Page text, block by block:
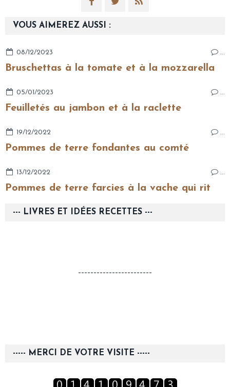
VOUS AIMEREZ AUSSI :
08/12/2023 …
Bruschettas à la tomate et à la mozzarella
05/01/2023 …
Feuilletés au jambon et à la raclette
19/12/2022 …
Pommes de terre fondantes au comté
13/12/2022
Pommes de terre farcies à la vache qui rit
--- LIVRES ET IDÉES RECETTES ---
------------------------
----- MERCI DE VOTRE VISITE -----